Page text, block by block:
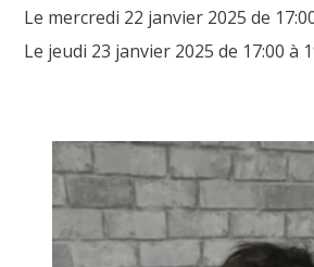
Le mercredi 22 janvier 2025 de
Le jeudi 23 janvier 2025 de 17:00 à